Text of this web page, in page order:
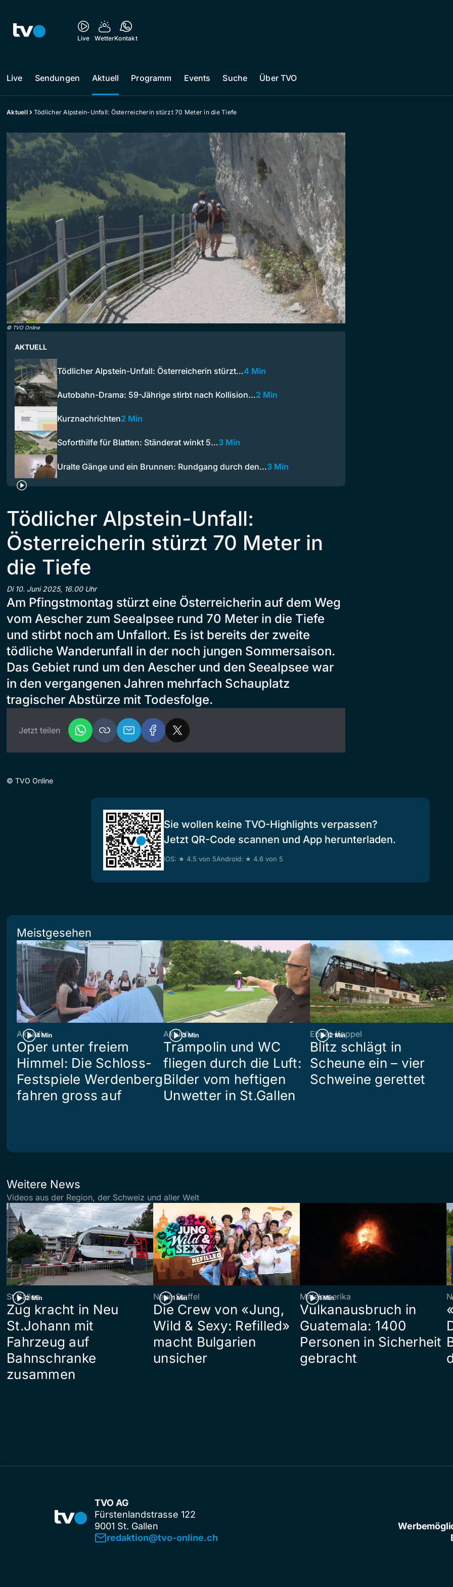
Live WetterKontakt
Live Sendungen Aktuell Programm Events Suche Über TVO
Aktuell Tödlicher Alpstein-Unfall: Österreicherin stürzt 70 Meter in die Tiefe
© TVO Online
AKTUELL
Tödlicher Alpstein-Unfall: Österreicherin stürzt…4 Min
Autobahn-Drama: 59-Jährige stirbt nach Kollision…2 Min
Kurznachrichten2 Min
Soforthilfe für Blatten: Ständerat winkt 5…3 Min
Uralte Gänge und ein Brunnen: Rundgang durch den…3 Min
Tödlicher Alpstein-Unfall:
Österreicherin stürzt 70 Meter in
die Tiefe
Di 10. Juni 2025, 16.00 Uhr
Am Pfingstmontag stürzt eine Österreicherin auf dem Weg
vom Aescher zum Seealpsee rund 70 Meter in die Tiefe
und stirbt noch am Unfallort. Es ist bereits der zweite
tödliche Wanderunfall in der noch jungen Sommersaison.
Das Gebiet rund um den Aescher und den Seealpsee war
in den vergangenen Jahren mehrfach Schauplatz
tragischer Abstürze mit Todesfolge.
Jetzt teilen
© TVO Online
Sie wollen keine TVO-Highlights verpassen?
Jetzt QR-Code scannen und App herunterladen.
iOS: ★ 4.5 von 5Android: ★ 4.6 von 5
Meistgesehen
4 Min
Aktuell
Oper unter freiem
Himmel: Die Schloss-
Festspiele Werdenberg
fahren gross auf
3 Min
Aktuell
Trampolin und WC
fliegen durch die Luft:
Bilder vom heftigen
Unwetter in St.Gallen
2 Min
Ebnat-Kappel
Blitz schlägt in
Scheune ein – vier
Schweine gerettet
Weitere News
Videos aus der Region, der Schweiz und aller Welt
2 Min
St.Gallen
Zug kracht in Neu
St.Johann mit
Fahrzeug auf
Bahnschranke
zusammen
1 Min
Neue Staffel
Die Crew von «Jung,
Wild & Sexy: Refilled»
macht Bulgarien
unsicher
1 Min
Mittelamerika
Vulkanausbruch in
Guatemala: 1400
Personen in Sicherheit
gebracht
TVO AG
Fürstenlandstrasse 122
9001 St. Gallen
redaktion@tvo-online.ch